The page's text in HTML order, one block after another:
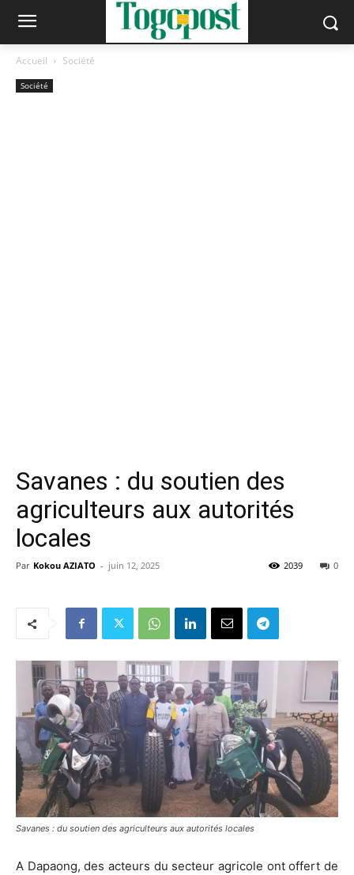
Accueil Société
Société
Savanes : du soutien des
agriculteurs aux autorités
locales
Par Kokou AZIATO - juin 12, 2025 0
2039
Savanes : du soutien des agriculteurs aux autorités locales
A Dapaong, des acteurs du secteur agricole ont offert de